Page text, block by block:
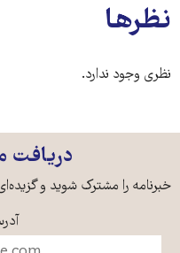
نظرها
نظری وجود ندارد.
دریافت
خبرنامه را مشترک شوید و